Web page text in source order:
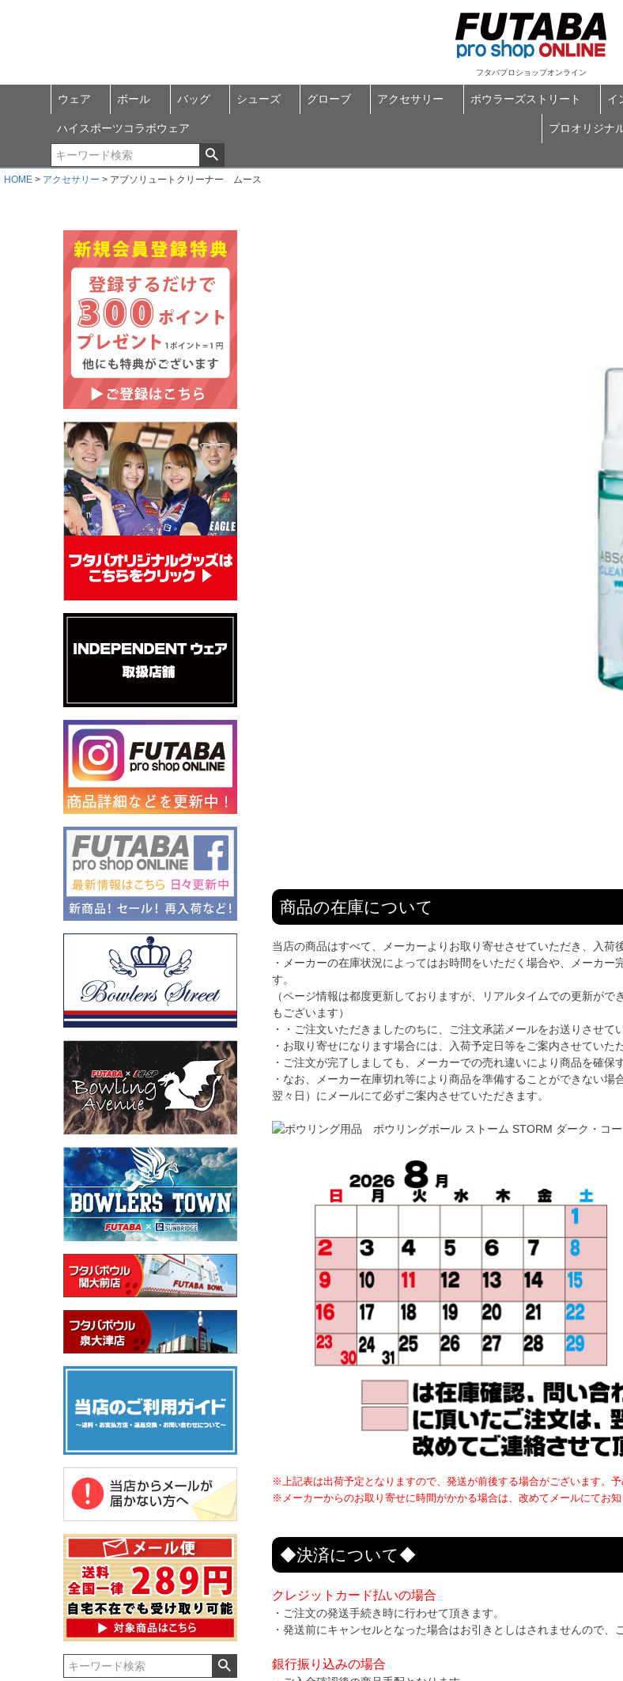
フタバプロショップオンライン
ウェア ボール バッグ シューズ グローブ アクセサリー ボウラーズストリート イ
ハイスポーツコラボウェア プロオリジナ
HOME アクセサリー アブソリュートクリーナー ムース
商品の在庫について
当店の商品はすべて、メーカーよりお取り寄せさせていただき、入荷
・メーカーの在庫状況によってはお時間をいただく場合や、メーカ
す。
（ページ情報は都度更新しておりますが、リアルタイムでの更新が
もございます）
・・ご注文いただきましたのちに、ご注文承諾メールをお送りさせて
・お取り寄せになります場合には、入荷予定日等をご案内させていた
・ご注文が完了しましても、メーカーでの売れ違いにより商品を確保
・なお、メーカー在庫切れ等により商品を準備することができない
翌々日）にメールにて必ずご案内させていただきます。
※上記表は出荷予定となりますので、発送が前後する場合がございます。予
※メーカーからのお取り寄せに時間がかかる場合は、改めてメールにてお知
◆決済について◆
クレジットカード払いの場合
・ご注文の発送手続き時に行わせて頂きます。
・発送前にキャンセルとなった場合はお引きとしはされませんので、
銀行振り込みの場合